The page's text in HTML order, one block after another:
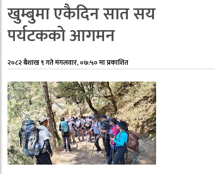
खुम्बुमा एकैदिन सात सय
पर्यटकको आगमन
२०८२ बैशाख ९ गते मंगलवार, ०७:५० मा प्रकाशित